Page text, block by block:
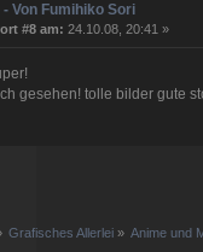
- Von Fumihiko Sori
#8 am: 24.10.08, 20:41 »
gesehen! tolle bilder gute
Grafisches Allerlei » Anime und